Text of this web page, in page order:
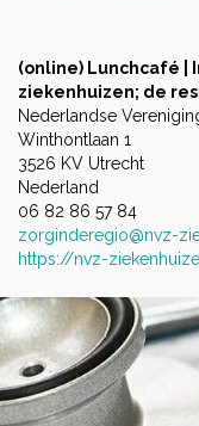
(online) Lunchcafé
ziekenhuizen; de
Nederlandse
Winthontlaan 1
3526 KV Utrecht
Nederland
06 82 86 57 84
zorginderegio@nvz-
https://nvz-